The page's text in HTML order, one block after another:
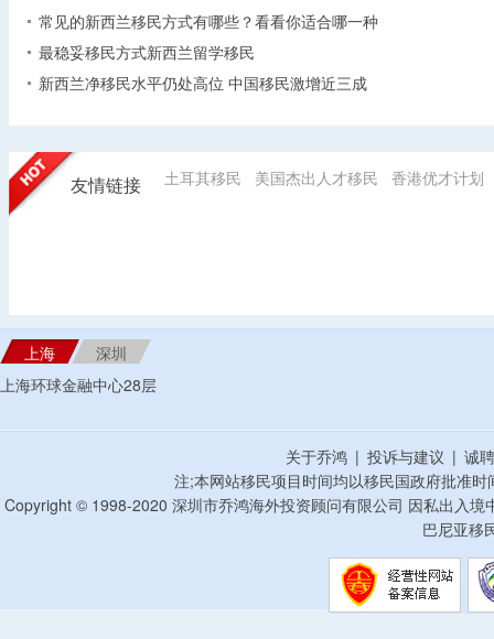
常见的新西兰移民方式有哪些？看看你适合哪一种
最稳妥移民方式新西兰留学移民
新西兰净移民水平仍处高位 中国移民激增近三成
友情链接 土耳其移民 美国杰出人才移民 香港优才计划
上海
深圳
上海环球金融中心28层
关于乔鸿 | 投诉与建议 | 诚
注;本网站移民项目时间均以移民国政府批准
Copyright © 1998-2020 深圳市乔鸿海外投资顾问有限公司 因私出入
巴尼亚移